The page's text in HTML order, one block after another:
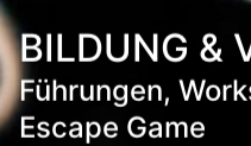
BILDUNG &
Führungen,
Escape Game